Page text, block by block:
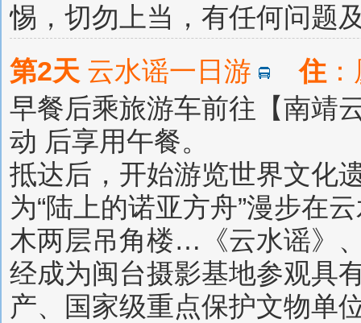
惕，切勿上当，有任何问题
第2天 云水谣一日游 住
早餐后乘旅游车前往【南靖
动 后享用午餐。
抵达后，开始游览世界文化
为“陆上的诺亚方舟”漫步在
木两层吊角楼…《云水谣》
经成为闽台摄影基地参观具
产、国家级重点保护文物单